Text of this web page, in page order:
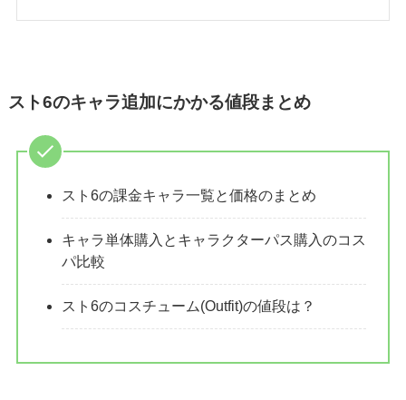
スト6のキャラ追加にかかる値段まとめ
スト6の課金キャラ一覧と価格のまとめ
キャラ単体購入とキャラクターパス購入のコス
パ比較
スト6のコスチューム(Outfit)の値段は？